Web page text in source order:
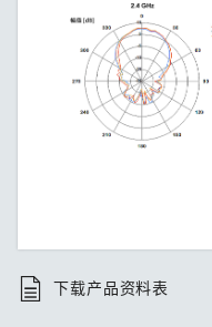
下载产品资料表